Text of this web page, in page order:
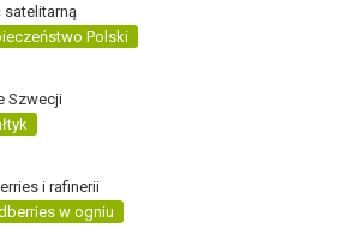
satelitarną
Polski
Szwecji
i rafinerii
w ogniu